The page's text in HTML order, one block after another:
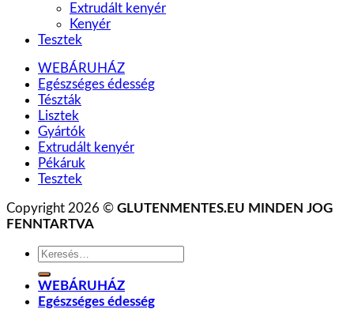
Extrudált kenyér
Kenyér
Tesztek
WEBÁRUHÁZ
Egészséges édesség
Tészták
Lisztek
Gyártók
Extrudált kenyér
Pékáruk
Tesztek
Copyright 2026 © GLUTENMENTES.EU MINDEN JOG
FENNTARTVA
Keresés
következőre:
WEBÁRUHÁZ
Egészséges édesség